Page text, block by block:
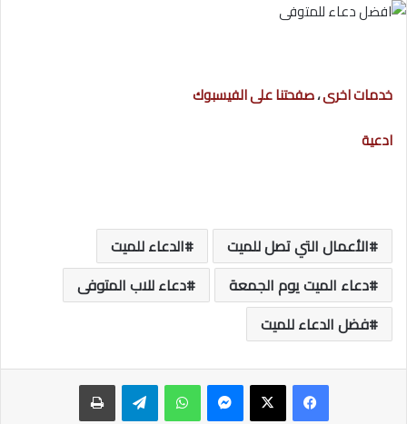
خدمات اخرى،صفحتنا على الفيسبوك
ادعية
الأعمال التي تصل للميت
الدعاء للميت
دعاء الميت يوم الجمعة
دعاء للاب المتوفى
فضل الدعاء للميت
ماسنجر واتساب تيلقرام طباعة